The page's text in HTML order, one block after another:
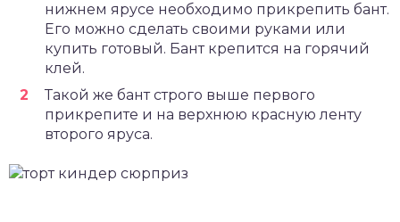
нижнем ярусе необходимо прикрепить бант.
Его можно сделать своими руками или
купить готовый. Бант крепится на горячий
клей.
Такой же бант строго выше первого
прикрепите и на верхнюю красную ленту
второго яруса.